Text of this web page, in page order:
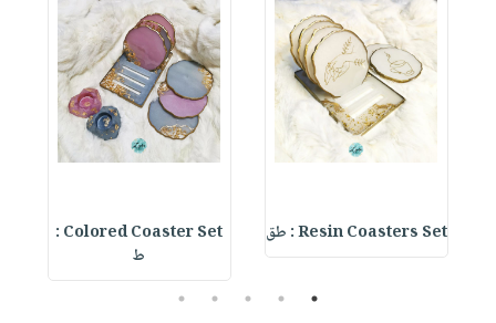
Resin Coasters Set : طق
Colored Coaster Set :
ط
1
2
3
4
5